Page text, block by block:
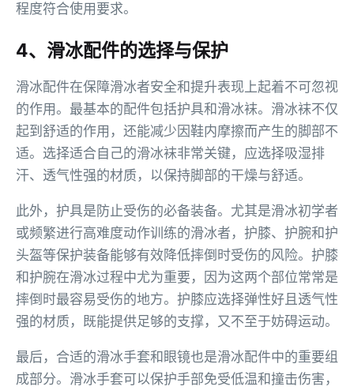
程度符合使用要求。
4、滑冰配件的选择与保护
滑冰配件在保障滑冰者安全和提升表现上起着不可忽视
的作用。最基本的配件包括护具和滑冰袜。滑冰袜不仅
起到舒适的作用，还能减少因鞋内摩擦而产生的脚部不
适。选择适合自己的滑冰袜非常关键，应选择吸湿排
汗、透气性强的材质，以保持脚部的干燥与舒适。
此外，护具是防止受伤的必备装备。尤其是滑冰初学者
或频繁进行高难度动作训练的滑冰者，护膝、护腕和护
头盔等保护装备能够有效降低摔倒时受伤的风险。护膝
和护腕在滑冰过程中尤为重要，因为这两个部位常常是
摔倒时最容易受伤的地方。护膝应选择弹性好且透气性
强的材质，既能提供足够的支撑，又不至于妨碍运动。
最后，合适的滑冰手套和眼镜也是滑冰配件中的重要组
成部分。滑冰手套可以保护手部免受低温和撞击伤害，